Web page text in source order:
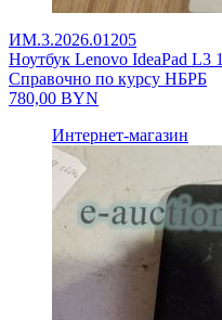
ИМ.3.2026.01205
Ноутбук Lenovo IdeaPad L3
Справочно по курсу НБРБ
780,00 BYN
Интернет-магазин